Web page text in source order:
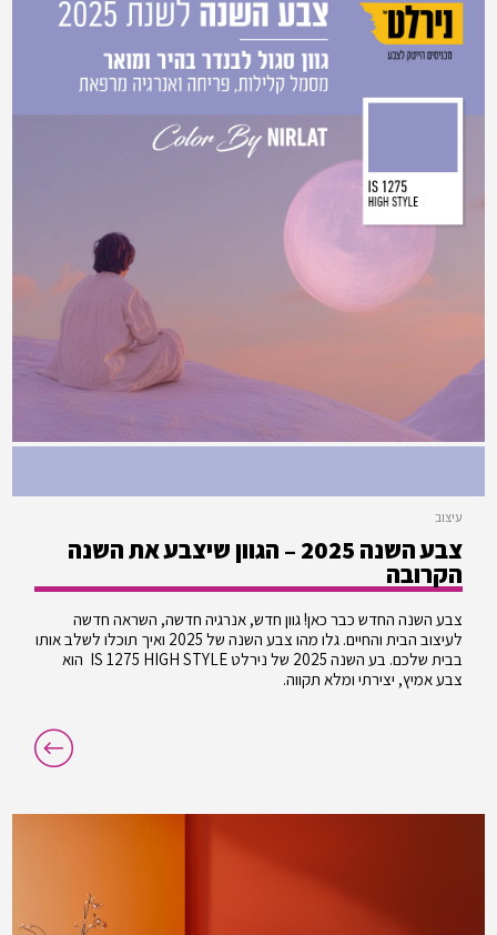
עיצוב
צבע השנה 2025 – הגוון שיצבע את השנה
הקרובה
צבע השנה החדש כבר כאן! גוון חדש, אנרגיה חדשה, השראה חדשה
לעיצוב הבית והחיים. גלו מהו צבע השנה של 2025 ואיך תוכלו לשלב אותו
בבית שלכם. בע השנה 2025 של נירלט IS 1275 HIGH STYLE הוא
צבע אמיץ, יצירתי ומלא תקווה.